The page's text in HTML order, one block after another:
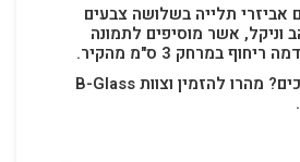
אביזרי תלייה בשלושה צבעים
וניקל, אשר מוסיפים לתמונה
במרחק 3 ס"מ מהקיר.
אז למה אתם מחכים? מהרו להזמין וצוות B-Glass